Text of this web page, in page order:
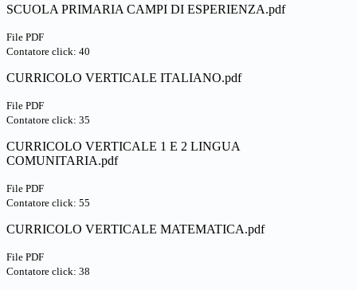
SCUOLA PRIMARIA CAMPI DI ESPERIENZA.pdf
File PDF
Contatore click: 40
CURRICOLO VERTICALE ITALIANO.pdf
File PDF
Contatore click: 35
CURRICOLO VERTICALE 1 E 2 LINGUA
COMUNITARIA.pdf
File PDF
Contatore click: 55
CURRICOLO VERTICALE MATEMATICA.pdf
File PDF
Contatore click: 38